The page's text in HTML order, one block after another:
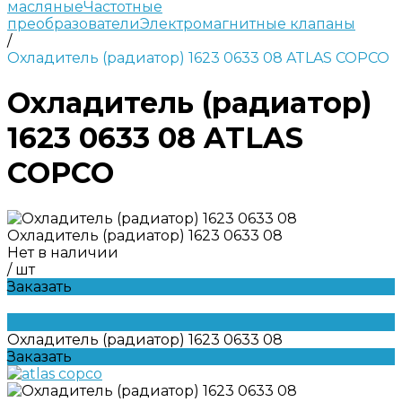
масляныеЧастотные
преобразователиЭлектромагнитные клапаны
/
Охладитель (радиатор) 1623 0633 08 ATLAS COPCO
Охладитель (радиатор)
1623 0633 08 ATLAS
COPCO
Охладитель (радиатор) 1623 0633 08
Нет в наличии
/ шт
Заказать
Охладитель (радиатор) 1623 0633 08
Заказать